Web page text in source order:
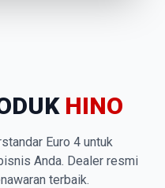
HINO
Euro 4 untuk
Anda. Dealer resmi
terbaik.